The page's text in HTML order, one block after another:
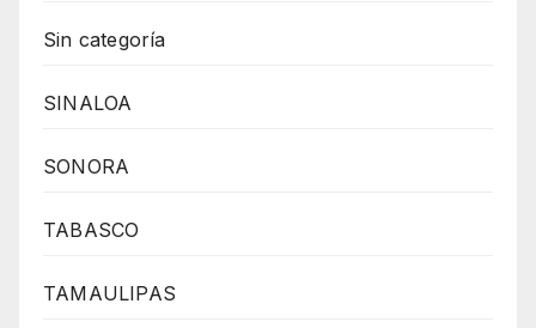
Sin categoría
SINALOA
SONORA
TABASCO
TAMAULIPAS